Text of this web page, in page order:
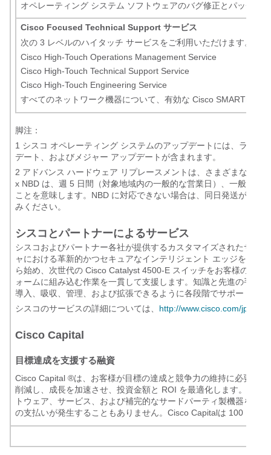
オペレーティング システム ソフトウェアのバグ修正とパッチ
Cisco Focused Technical Support サービス
次の 3 レベルのハイタッチ サービスをご利用いただけます。
Cisco High-Touch Operations Management Service
Cisco High-Touch Technical Support Service
Cisco High-Touch Engineering Service
すべてのネットワーク機器について、有効な Cisco SMARTnet
脚注：
1 シスコ オペレーティング システムのアップデートには、ライ
デート、およびメジャー アップデートが含まれます。
2 アドバンス ハードウェア リプレースメントは、さまざまなサ
x NBD は、週 5 日間（対象地域内の一般的な営業日）、一般的な
ことを意味します。NBD に対応できない場合は、同日発送が実
みください。
シスコとパートナーによるサービス
シスコおよびパートナー各社が提供するカスタマイズされたサー
ャにおける革新的かつセキュアなインテリジェント エッジを実
ら始め、次世代の Cisco Catalyst 4500-E スイッチをお客様のア
ォームに組み込む作業を一貫して支援します。知識と先進の手法
導入、吸収、管理、および拡張できるように各段階でサポートい
シスコのサービスの詳細については、 http://www.cisco.com/jp/go/
Cisco Capital
目標達成を支援する融資
Cisco Capital ®は、お客様が目標の達成と競争力の維持に必要な
削減し、成長を加速させ、投資金額と ROI を最適化します。
トウェア、サービス、および補完的なサードパーティ製機器を柔
の支払いが発生することもありません。Cisco Capitalは 100 ヵ国